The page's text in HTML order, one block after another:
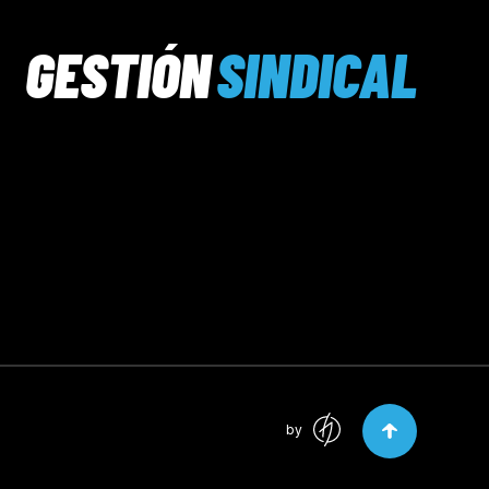
GESTIÓNSINDICAL
by